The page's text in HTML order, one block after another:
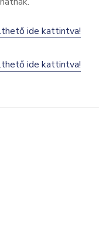
ide kattintva!
ide kattintva!